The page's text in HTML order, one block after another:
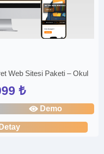
Web Sitesi Paketi – Okul
₺
Demo